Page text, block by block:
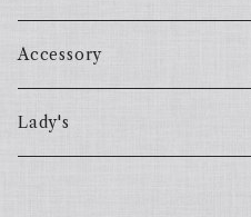
Accessory
Lady's